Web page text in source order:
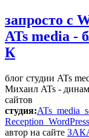
запросто с
ATs media -
К
блог студии ATs
Михаил ATs -
сайтов
студия:ATs media
Reception WordPress
автор на сайте